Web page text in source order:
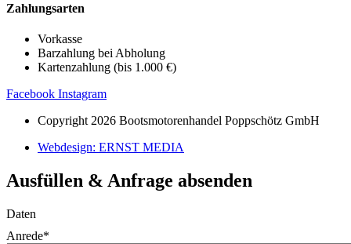
Zahlungsarten
Vorkasse
Barzahlung bei Abholung
Kartenzahlung (bis 1.000 €)
Facebook Instagram
Copyright 2026 Bootsmotorenhandel Poppschötz GmbH
Webdesign: ERNST MEDIA
Ausfüllen & Anfrage absenden
Daten
Anrede*